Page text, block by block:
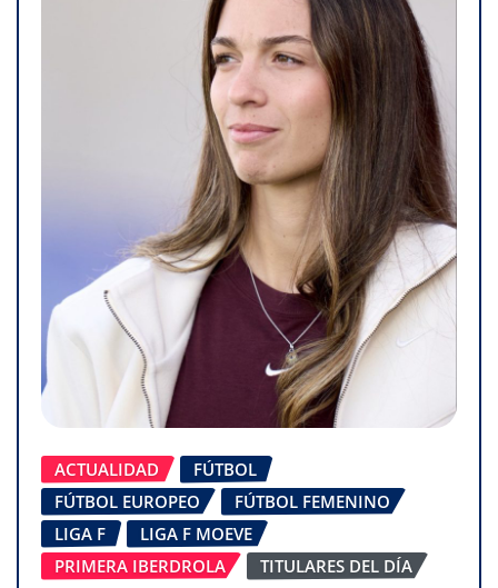
ACTUALIDAD
FÚTBOL
FÚTBOL EUROPEO
FÚTBOL FEMENINO
LIGA F
LIGA F MOEVE
PRIMERA IBERDROLA
TITULARES DEL DÍA